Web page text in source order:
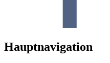
Hauptnavigation